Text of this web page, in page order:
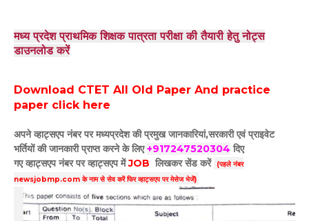
मध्य प्रदेश प्राथमिक शिक्षक पात्रता परीक्षा की तैयारी हेतु नोट्स
डाउनलोड करें
Download CTET All Old Paper And practice
paper click here
अपने व्हाट्सएप नंबर पर मध्यप्रदेश की प्रमुख जानकारियां,सरकारी एवं प्राइवेट
भर्तियों की जानकारी प्राप्त करने के लिए+917247520304 दिए
गएव्हाट्सएपनंबर पर व्हाट्सएप मेंJOB लिखकर सेंड करें
(पहले नंबर
newsjobmp.com के नाम से सेव करें फिर व्हाट्सएप पर मेसेज भेजें)